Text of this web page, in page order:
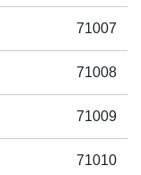
71007
71008
71009
71010